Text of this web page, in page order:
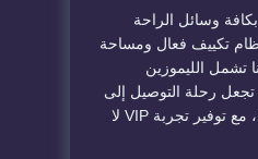
وسائل الراحة
تكييف فعال ومساحة
تشمل الليموزين
رحلة التوصيل إلى
المطار ممتعة وسلسة، مع توفير تجربة VIP لا